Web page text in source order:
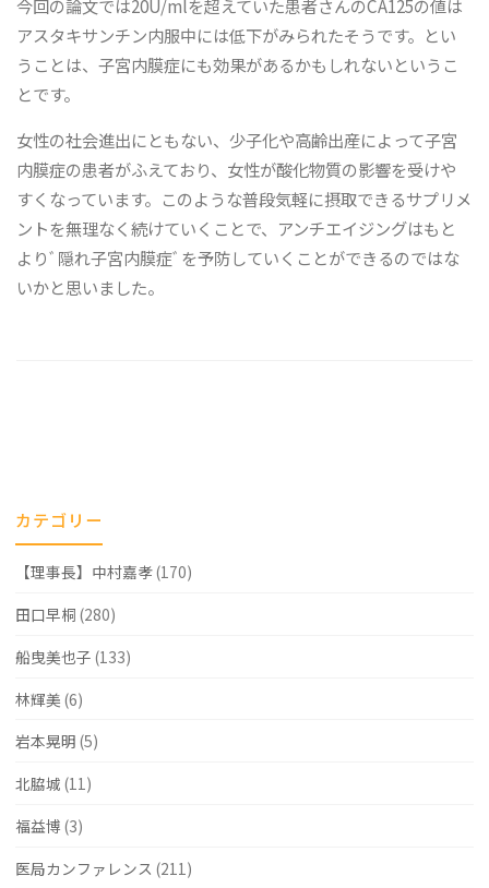
今回の論文では20U/mlを超えていた患者さんのCA125の値は
アスタキサンチン内服中には低下がみられたそうです。とい
うことは、子宮内膜症にも効果があるかもしれないというこ
とです。
女性の社会進出にともない、少子化や高齢出産によって子宮
内膜症の患者がふえており、女性が酸化物質の影響を受けや
すくなっています。このような普段気軽に摂取できるサプリメ
ントを無理なく続けていくことで、アンチエイジングはもと
よりﾞ隠れ子宮内膜症ﾞを予防していくことができるのではな
いかと思いました。
カテゴリー
【理事長】中村嘉孝(170)
田口早桐 (280)
船曳美也子 (133)
林輝美 (6)
岩本晃明 (5)
北脇城 (11)
福益博 (3)
医局カンファレンス (211)